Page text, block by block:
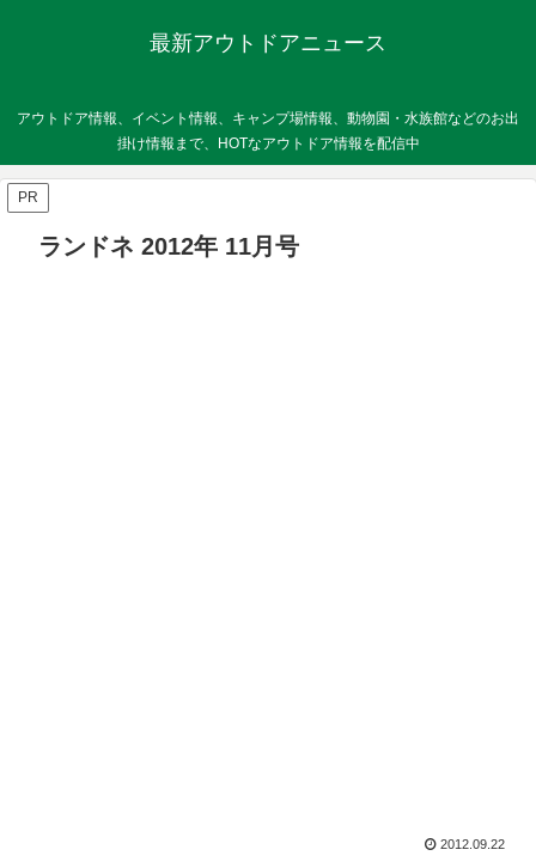
最新アウトドアニュース
アウトドア情報、イベント情報、キャンプ場情報、動物園・水族館などのお出
掛け情報まで、HOTなアウトドア情報を配信中
PR
ランドネ 2012年 11月号
2012.09.22